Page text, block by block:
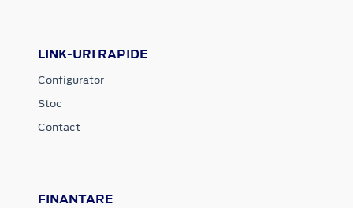
LINK-URI RAPIDE
Configurator
Stoc
Contact
FINANTARE